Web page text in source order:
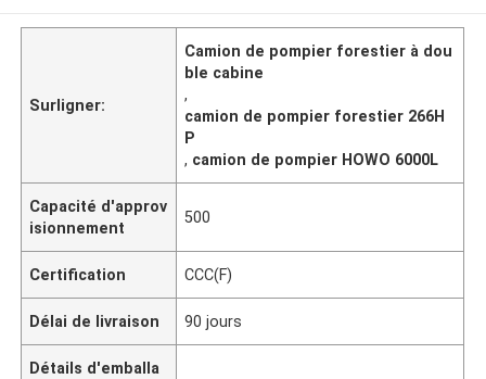
Surligner:
Camion de pompier forestier à dou
ble cabine
,
camion de pompier forestier 266H
P
, camion de pompier HOWO 6000L
Capacité d'approv
isionnement
500
Certification CCC(F)
Délai de livraison 90 jours
Détails d'emballa